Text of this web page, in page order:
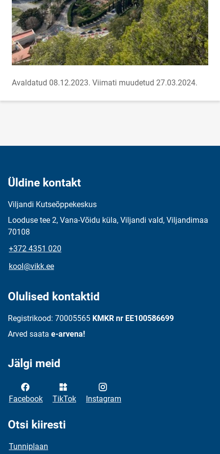
Avaldatud 08.12.2023. Viimati muudetud 27.03.2024.
Üldine kontakt
Viljandi Kutseõppekeskus
Looduse tee 2, Vana-Võidu küla, Viljandi vald, Viljandimaa
70108
+372 4351 020
kool@vikk.ee
Olulised kontaktid
Registrikood: 70005565 KMKR nr EE100586699
Arved saata e-arvena!
Jälgi meid
Facebook TikTok Instagram
Otsi kiiresti
Tunniplaan